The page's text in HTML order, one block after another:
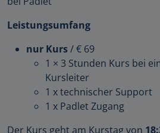
Leistungsumfang
nur Kurs/ € 69
1 × 3 Stunden Kurs bei
Kursleiter
1 x technischer Support
1 x Padlet Zugang
Der Kurs geht am Kurstag von